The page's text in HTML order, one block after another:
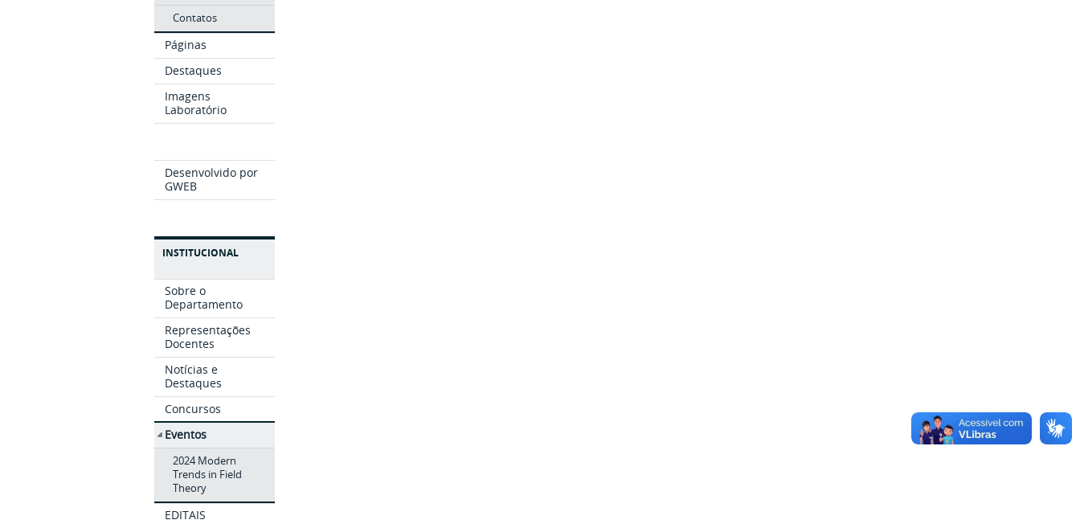
Contatos
Páginas
Destaques
Imagens
Laboratório
Desenvolvido por
GWEB
INSTITUCIONAL
Sobre o
Departamento
Representações
Docentes
Notícias e
Destaques
Concursos
Eventos
2024 Modern
Trends in Field
Theory
EDITAIS